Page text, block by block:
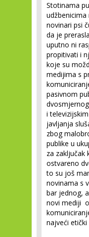
Stotinama
novinari psi
da je
uputno ni
propitivati i
koje su
medijima s
pasivnom
i
javljanja
zbog
publike u
za zaključak
ostvareno
to su još
novinama s
bar jednog,
novi mediji
najveći